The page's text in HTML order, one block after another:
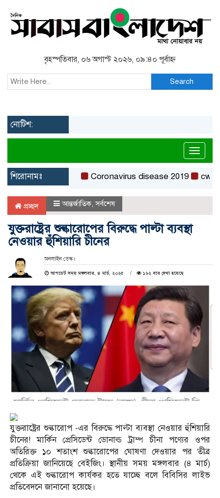
বৃহস্পতিবার, ০৬ অগাস্ট ২০২৬, ০৯:৪০ পূর্বাহ্ন
Search
নোটিশ:
শিরোনামঃ Coronavirus disease 2019 cw-
প্রচ্ছদ আন্তর্জাতিক,সর্বশেষ
যুক্তরাষ্ট্রের শুল্কারোপের বিরুদ্ধে পাল্টা ব্যবস্থা
নেওয়ার হুঁশিয়ারি চীনের
অনলাইন ডেস্ক।
আপডেট সময় মঙ্গলবার, ৪ মার্চ, ২০২৫ ১৬২ বার দেখা হয়েছে
যুক্তরাষ্ট্রের শুল্কারোপ -এর বিরুদ্ধে পাল্টা ব্যবস্থা নেওয়ার হুঁশিয়ারি
চীনের! মার্কিন প্রেসিডেন্ট ডোনাল্ড ট্রাম্প চীনা পণ্যের ওপর
অতিরিক্ত ১০ শতাংশ শুল্কারোপের ঘোষণা দেওয়ার পর তীব্র
প্রতিক্রিয়া জানিয়েছে বেইজিং। স্থানীয় সময় মঙ্গলবার (৪ মার্চ)
থেকে এই শুল্কারোপ কার্যকর হতে যাচ্ছে বলে বিবিসির লাইভ
প্রতিবেদনে জানানো হয়েছে।